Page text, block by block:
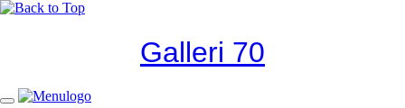
Galleri 70